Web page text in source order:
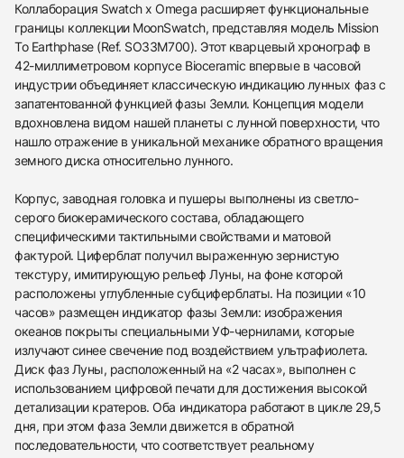
Коллаборация Swatch x Omega расширяет функциональные
границы коллекции MoonSwatch, представляя модель Mission
To Earthphase (Ref. SO33M700). Этот кварцевый хронограф в
42-миллиметровом корпусе Bioceramic впервые в часовой
индустрии объединяет классическую индикацию лунных фаз с
запатентованной функцией фазы Земли. Концепция модели
вдохновлена видом нашей планеты с лунной поверхности, что
нашло отражение в уникальной механике обратного вращения
земного диска относительно лунного.
Корпус, заводная головка и пушеры выполнены из светло-
серого биокерамического состава, обладающего
специфическими тактильными свойствами и матовой
фактурой. Циферблат получил выраженную зернистую
текстуру, имитирующую рельеф Луны, на фоне которой
расположены углубленные субциферблаты. На позиции «10
часов» размещен индикатор фазы Земли: изображения
океанов покрыты специальными УФ-чернилами, которые
излучают синее свечение под воздействием ультрафиолета.
Диск фаз Луны, расположенный на «2 часах», выполнен с
использованием цифровой печати для достижения высокой
детализации кратеров. Оба индикатора работают в цикле 29,5
дня, при этом фаза Земли движется в обратной
последовательности, что соответствует реальному